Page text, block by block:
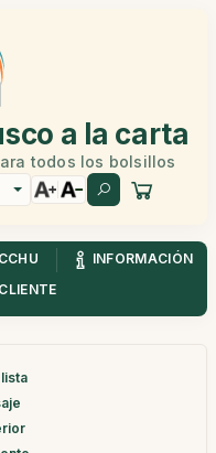
a la carta
todos los bolsillos
INFORMACIÓN